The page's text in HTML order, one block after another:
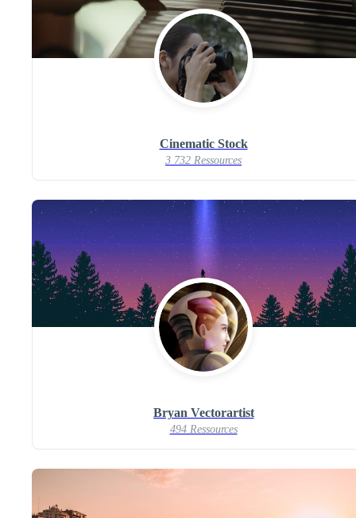
Cinematic Stock
3 732 Ressources
Bryan Vectorartist
494 Ressources